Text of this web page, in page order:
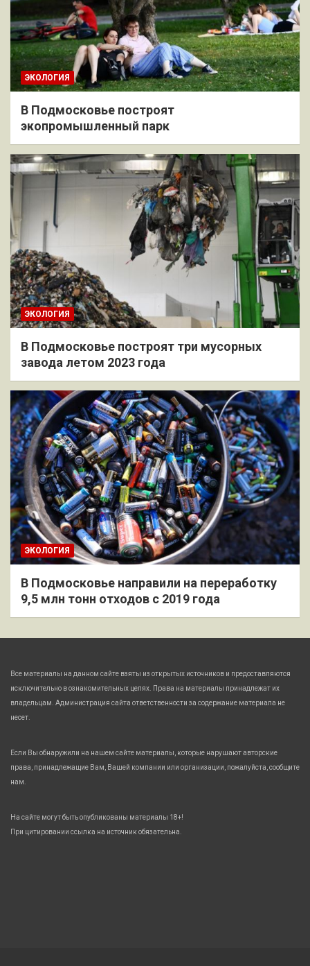
ЭКОЛОГИЯ
В Подмосковье построят
экопромышленный парк
ЭКОЛОГИЯ
В Подмосковье построят три мусорных
завода летом 2023 года
ЭКОЛОГИЯ
В Подмосковье направили на переработку
9,5 млн тонн отходов с 2019 года
Все материалы на данном сайте взяты из открытых источников и предоставляются
исключительно в ознакомительных целях. Права на материалы принадлежат их
владельцам. Администрация сайта ответственности за содержание материала не
несет.
Если Вы обнаружили на нашем сайте материалы, которые нарушают авторские
права, принадлежащие Вам, Вашей компании или организации, пожалуйста, сообщите
нам.
На сайте могут быть опубликованы материалы 18+!
При цитировании ссылка на источник обязательна.